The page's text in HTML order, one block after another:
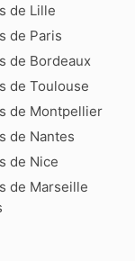
de Lille
de Paris
de Bordeaux
de Toulouse
de Montpellier
de Nantes
de Nice
de Marseille